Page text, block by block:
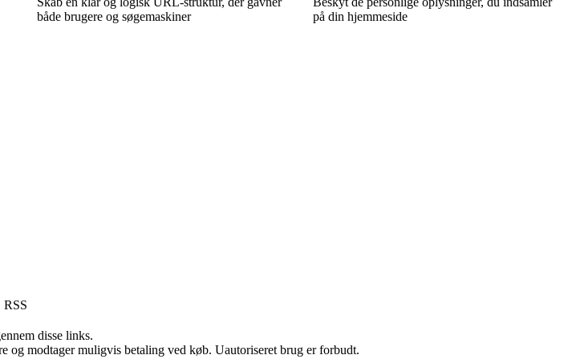
både brugere og søgemaskiner
på din hjemmeside
RSS
disse links.
og modtager muligvis betaling ved køb. Uautoriseret brug er forbudt.